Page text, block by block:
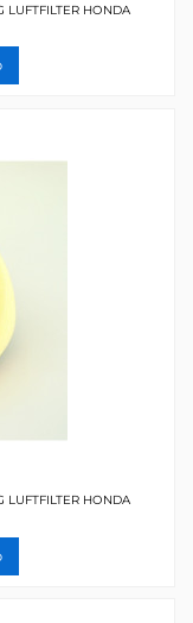
LUFTFILTER HONDA
LUFTFILTER HONDA